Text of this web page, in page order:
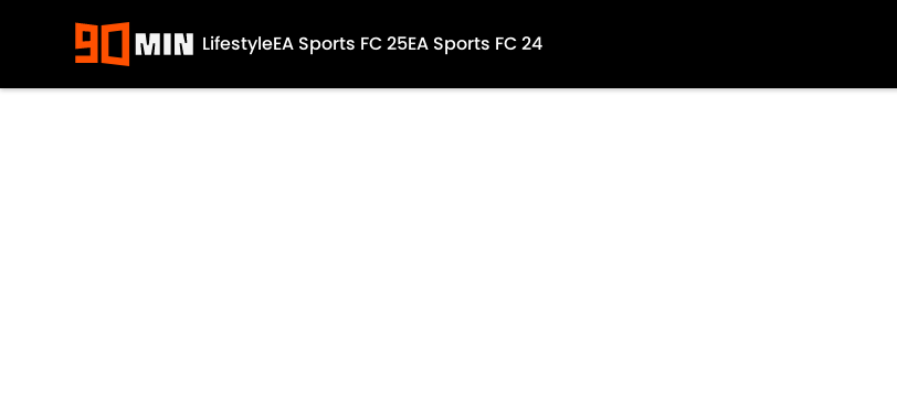
LifestyleEA Sports FC 25EA Sports FC 24